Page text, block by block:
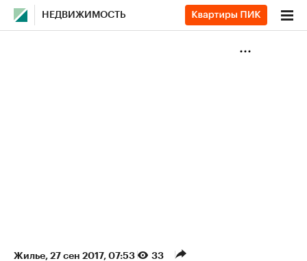
НЕДВИЖИМОСТЬ
Жилье⁠, 27 сен 2017, 07:53 33